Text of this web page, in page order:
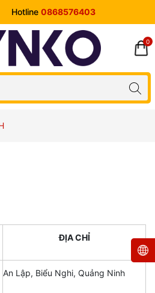
Hotline 0868576403
0
ĐỊA CHỈ
An Lập, Biểu Nghi, Quảng Ninh